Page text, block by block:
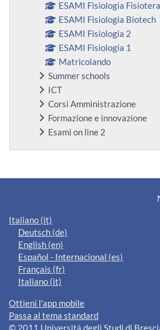
ESAMI Fisiologia
ESAMI Fisiologia Biotech
ESAMI Fisiologia 2
ESAMI Fisiologia 1
Matricolando
Summer schools
ICT
Corsi Amministrazione
Formazione e innovazione
Esami on line 2
Blocchi supplementari
Italiano ‎(it)‎
Deutsch ‎(de)‎
English ‎(en)‎
Español - Internacional ‎(es)‎
Français ‎(fr)‎
Italiano ‎(it)‎
Ottieni l'app mobile
Passa al tema standard
© 2011 Università degli Studi di